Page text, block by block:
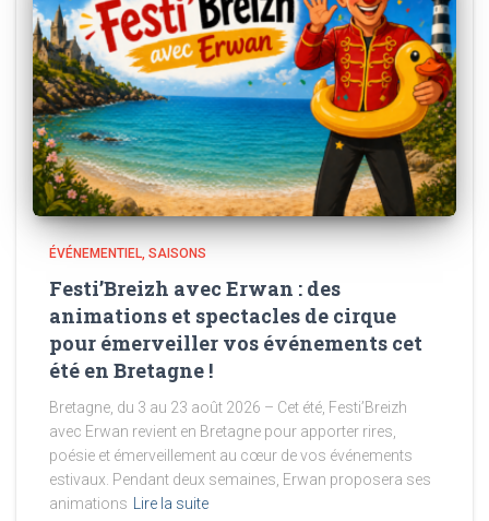
ÉVÉNEMENTIEL SAISONS
Festi’Breizh avec Erwan : des
animations et spectacles de cirque
pour émerveiller vos événements cet
été en Bretagne !
Bretagne, du 3 au 23 août 2026 – Cet été, Festi’Breizh
avec Erwan revient en Bretagne pour apporter rires,
poésie et émerveillement au cœur de vos événements
estivaux. Pendant deux semaines, Erwan proposera ses
animations
Lire la suite